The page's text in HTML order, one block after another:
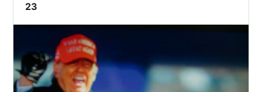
キャスト
イーノック：三木眞一郎
ルシフェル：竹内良太
ナンナ：加藤英美里・名嘉祐佳
アザゼル：森山周一郎
23